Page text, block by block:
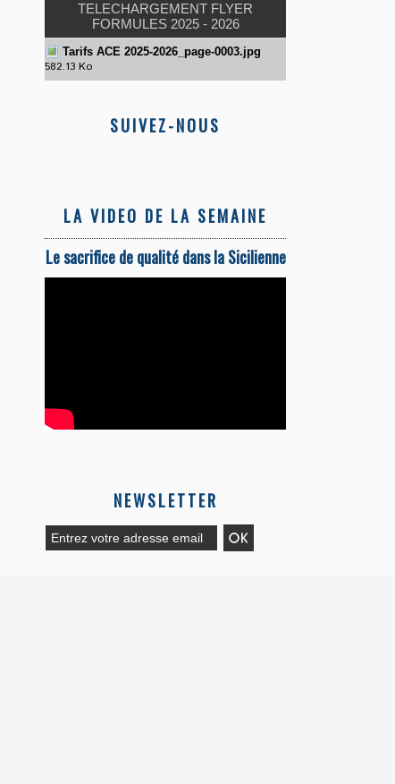
TELECHARGEMENT FLYER
FORMULES 2025 - 2026
Tarifs ACE 2025-2026_page-0003.jpg
582.13 Ko
SUIVEZ-NOUS
LA VIDEO DE LA SEMAINE
Le sacrifice de qualité dans la Sicilienne
NEWSLETTER